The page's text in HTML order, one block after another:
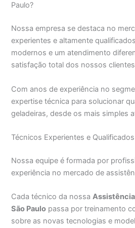
Paulo?
Nossa empresa se destaca no
experientes e altamente
modernos e um atendimento
satisfação total dos nossos
Com anos de experiência no
expertise técnica para solucionar
geladeiras, desde os mais simples
Técnicos Experientes e Qualificados
Nossa equipe é formada por
experiência no mercado de
Cada técnico da nossa
São Paulo passa por treinamento
sobre as novas tecnologias e